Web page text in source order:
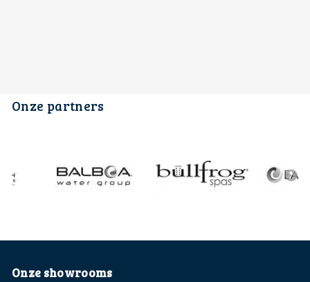
Onze partners
Onze showrooms